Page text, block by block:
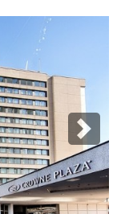
Next